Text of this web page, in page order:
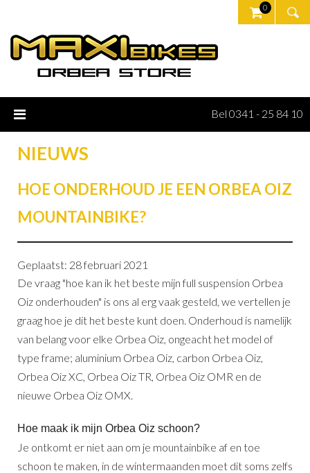
0
Bel 0341 - 25 84 10
NIEUWS
HOE ONDERHOUD JE EEN ORBEA OIZ
MOUNTAINBIKE?
Geplaatst: 28 februari 2021
De vraag "hoe kan ik het beste mijn full suspension Orbea
Oiz onderhouden" is ons al erg vaak gesteld, we vertellen je
graag hoe je dit het beste kunt doen. Onderhoud is namelijk
van belang voor elke Orbea Oiz, ongeacht het model of
type frame; aluminium Orbea Oiz, carbon Orbea Oiz,
Orbea Oiz XC, Orbea Oiz TR, Orbea Oiz OMR en de
nieuwe Orbea Oiz OMX.
Hoe maak ik mijn Orbea Oiz schoon?
Je ontkomt er niet aan om je mountainbike af en toe
schoon te maken, in de wintermaanden moet dit soms zelfs